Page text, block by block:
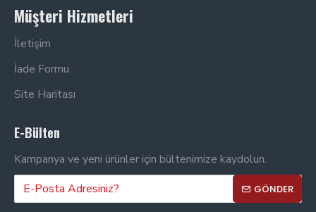
Müşteri Hizmetleri
İletişim
İade Formu
Site Haritası
E-Bülten
Kampanya ve yeni ürünler için bültenimize kaydolun.
GÖNDER